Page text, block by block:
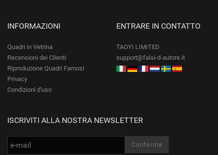
INFORMAZIONI
Quadri in Vetrina
Recensioni dei Clienti
Riproduzione Quadri Famosi
Privacy
Condizioni d'uso
ENTRARE IN CONTATTO
TAOYI LIMITED
support@falsi-d-autore.it
ISCRIVITI ALLA NOSTRA NEWSLETTER